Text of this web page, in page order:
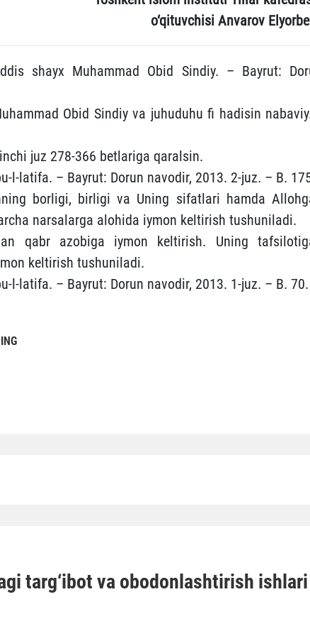
o‘qituvchisi Anvarov
shayx Muhammad Obid Sindiy. – Bayrut:
Obid Sindiy va juhuduhu fi hadisin
juz 278-366 betlariga qaralsin.
l-latifa. – Bayrut: Dorun navodir, 2013. 2-juz. – B.
borligi, birligi va Uning sifatlari hamda
narsalarga alohida iymon keltirish tushuniladi.
qabr azobiga iymon keltirish. Uning
keltirish tushuniladi.
l-latifa. – Bayrut: Dorun navodir, 2013. 1-juz. – B. 70.
targ‘ibot va obodonlashtirish ishlari